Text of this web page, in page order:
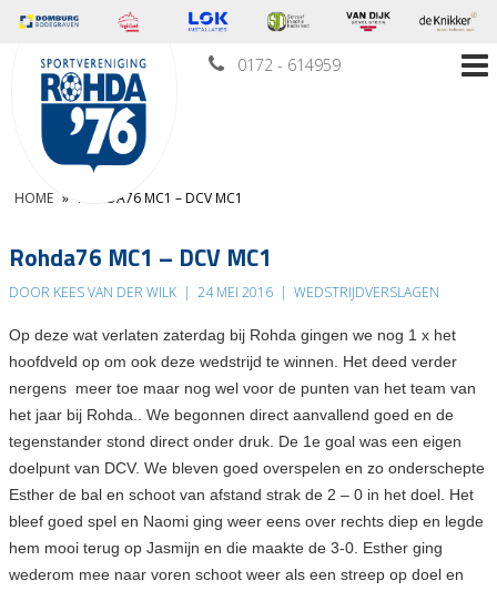
0172 - 614959
HOME » ROHDA76 MC1 – DCV MC1
Rohda76 MC1 – DCV MC1
DOOR KEES VAN DER WILK | 24 MEI 2016 | WEDSTRIJDVERSLAGEN
Op deze wat verlaten zaterdag bij Rohda gingen we nog 1 x het
hoofdveld op om ook deze wedstrijd te winnen. Het deed verder
nergens meer toe maar nog wel voor de punten van het team van
het jaar bij Rohda.. We begonnen direct aanvallend goed en de
tegenstander stond direct onder druk. De 1e goal was een eigen
doelpunt van DCV. We bleven goed overspelen en zo onderschepte
Esther de bal en schoot van afstand strak de 2 – 0 in het doel. Het
bleef goed spel en Naomi ging weer eens over rechts diep en legde
hem mooi terug op Jasmijn en die maakte de 3-0. Esther ging
wederom mee naar voren schoot weer als een streep op doel en